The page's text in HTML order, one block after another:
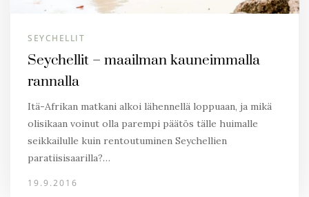
SEYCHELLIT
Seychellit – maailman kauneimmalla
rannalla
Itä-Afrikan matkani alkoi lähennellä loppuaan, ja mikä
olisikaan voinut olla parempi päätös tälle huimalle
seikkailulle kuin rentoutuminen Seychellien
paratiisisaarilla?…
19.9.2016